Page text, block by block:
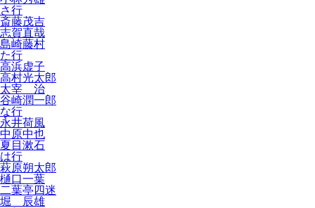
さ行
斎藤茂吉
志賀直哉
島崎藤村
た行
高浜虚子
高村光太郎
太宰 治
谷崎潤一郎
な行
永井荷風
中原中也
夏目漱石
は行
萩原朔太郎
樋口一葉
二葉亭四迷
堀 辰雄